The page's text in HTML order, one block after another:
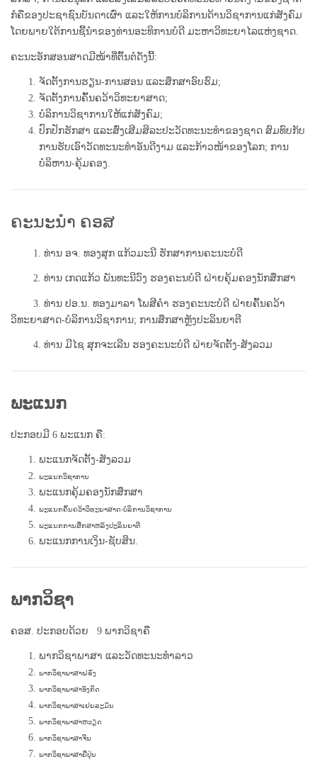
ກໍຄືຂອງປະຊາຊົນບັນດາເຜົ່າ ແລະໃຫ້ການບໍລິການດ້ານວິຊາການແກ່ສັງຄົມ
ໂດຍພາຍໃຕ້ການຊີ້ນຳຂອງທ່ານອະທິການບໍດີ ມະຫາວິທະຍາໄລແຫ່ງຊາດ.
ຄະນະອັກສອນສາດມີໜ້າທີ່ຕົ້ນຕໍດັ່ງນີ້:
ຈັດຕັ້ງການຮຽນ-ການສອນ ແລະສຶກສາອົບຮົມ;
ຈັດຕັ້ງການຄົ້ນຄວ້າວິທະຍາສາດ;
ບໍລິການວິຊາການໃຫ້ແກ່ສັງຄົມ;
ປົກປັກຮັກສາ ແລະສົ່ງເສີມສິລະປະວັດທະນະທຳຂອງຊາດ ສົມທົບກັບ
ການຮັບເອົາວັດທະນະທຳອັນດີງາມ ແລະກ້າວໜ້າຂອງໂລກ; ການ
ບໍລິຫານ-ຄຸ້ມຄອງ.
ຄະນະນໍາ ຄອສ
1. ທ່ານ ອຈ. ທອງສຸກ ແກ້ວມະນີ ຮັກສາການຄະນະບໍດີ
2. ທ່ານ ເກດແກ້ວ ພັນທະນີວົງ ຮອງຄະນບໍດີ ຝ່າຍຄຸ້ມຄອງນັກສຶກສາ
3. ທ່ານ ປອ.ນ. ທອງມາລາ ໂພສີຄຳ ຮອງຄະນະບໍດີ ຝ່າຍຄົ້ນຄວ້າ
ວິທະຍາສາດ-ບໍລິການວິຊາການ; ການສຶກສາຫຼັງປະລິນຍາຕີ
4. ທ່ານ ມີໄຊ ສຸກຈະເລີນ ຮອງຄະນະບໍດີ ຝ່າຍຈັດຕັ້ງ-ສັງລວມ
ພະແນກ
ປະກອບມີ 6 ພະແນກ ຄື:
ພະແນກຈັດຕັ້ງ-ສັງລວມ
ພະແນກວິຊາການ
ພະແນກຄຸ້ມຄອງນັກສຶກສາ
ພະແນກຄົ້ນຄວ້າວິທະຍາສາດ-ບໍລິການວິຊາການ
ພະແນກການສຶກສາຫລັງປະລິນຍາຕີ
ພະແນກການເງິນ-ຊັບສິນ.
ພາກວິຊາ
ຄອສ. ປະກອບດ້ວຍ 9 ພາກວິຊາຄື
ພາກວິຊາພາສາ ແລະວັດທະນະທຳລາວ
ພາກວິຊາພາສາຝຣັ່ງ
ພາກວິຊາພາສາອັງກິດ
ພາກວິຊາພາສາເຢຍລະມັນ
ພາກວິຊາພາສາຫວຽດ
ພາກວິຊາພາສາຈີນ
ພາກວິຊາພາສາຍີ່ປຸ່ນ